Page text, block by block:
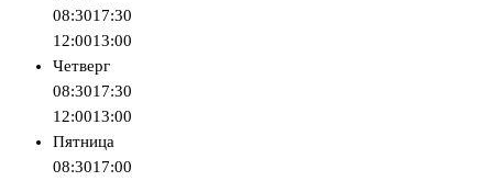
08:3017:30
12:0013:00
Четверг
08:3017:30
12:0013:00
Пятница
08:3017:00